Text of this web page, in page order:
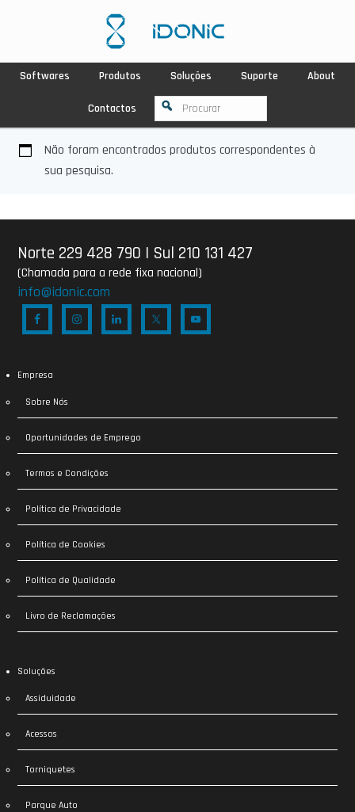
Softwares Produtos Soluções Suporte About
Contactos
Não foram encontrados produtos correspondentes à
sua pesquisa.
Norte 229 428 790 | Sul 210 131 427
(Chamada para a rede fixa nacional)
info@idonic.com
Empresa
Sobre Nós
Oportunidades de Emprego
Termos e Condições
Política de Privacidade
Política de Cookies
Política de Qualidade
Livro de Reclamações
Soluções
Assiduidade
Acessos
Torniquetes
Parque Auto